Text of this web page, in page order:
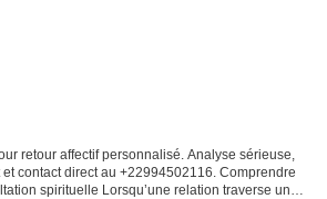
retour affectif personnalisé. Analyse sérieuse,
contact direct au +22994502116. Comprendre
spirituelle Lorsqu’une relation traverse une